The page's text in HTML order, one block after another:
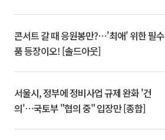
콘서트 갈 때 응원봉만?⋯'최애' 위한 필수
품 등장이오! [솔드아웃]
서울시, 정부에 정비사업 규제 완화 '건
의'⋯국토부 "협의 중" 입장만 [종합]